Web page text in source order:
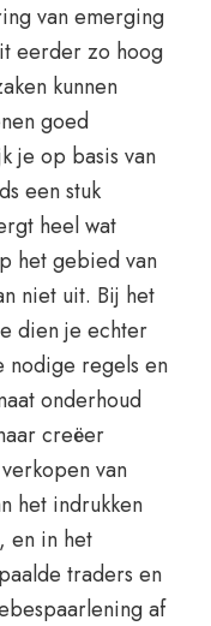
van emerging
eerder zo hoog
kunnen
goed
je op basis van
een stuk
heel wat
het gebied van
niet uit. Bij het
dien je echter
nodige regels en
onderhoud
creëer
van
het indrukken
en in het
traders en
af